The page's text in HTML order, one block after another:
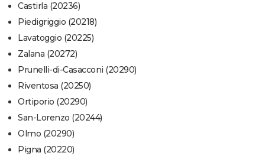
Castirla (20236)
Piedigriggio (20218)
Lavatoggio (20225)
Zalana (20272)
Prunelli-di-Casacconi (20290)
Riventosa (20250)
Ortiporio (20290)
San-Lorenzo (20244)
Olmo (20290)
Pigna (20220)